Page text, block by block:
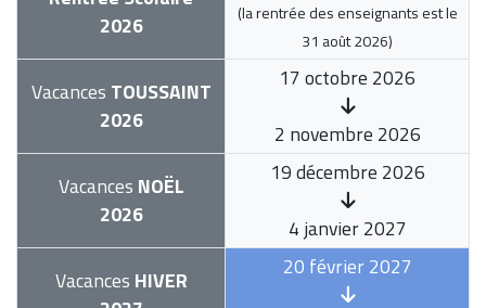
2026
(la rentrée des enseignants est le
31 août 2026)
Vacances TOUSSAINT
2026
17 octobre 2026
2 novembre 2026
Vacances NOËL
2026
19 décembre 2026
4 janvier 2027
Vacances HIVER
20 février 2027